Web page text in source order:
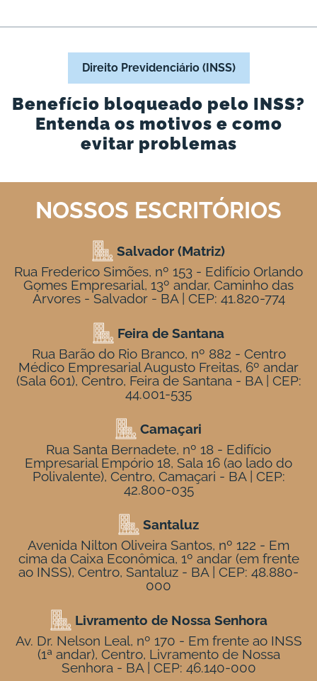
Direito Previdenciário (INSS)
Benefício bloqueado pelo INSS?
Entenda os motivos e como
evitar problemas
NOSSOS ESCRITÓRIOS
Salvador (Matriz)
Rua Frederico Simões, nº 153 - Edifício Orlando
Gomes Empresarial, 13º andar, Caminho das
Árvores - Salvador - BA | CEP: 41.820-774
Feira de Santana
Rua Barão do Rio Branco, nº 882 - Centro
Médico Empresarial Augusto Freitas, 6º andar
(Sala 601), Centro, Feira de Santana - BA | CEP:
44.001-535
Camaçari
Rua Santa Bernadete, nº 18 - Edifício
Empresarial Empório 18, Sala 16 (ao lado do
Polivalente), Centro, Camaçari - BA | CEP:
42.800-035
Santaluz
Avenida Nilton Oliveira Santos, nº 122 - Em
cima da Caixa Econômica, 1º andar (em frente
ao INSS), Centro, Santaluz - BA | CEP: 48.880-
000
Livramento de Nossa Senhora
Av. Dr. Nelson Leal, nº 170 - Em frente ao INSS
(1ª andar), Centro, Livramento de Nossa
Senhora - BA | CEP: 46.140-000